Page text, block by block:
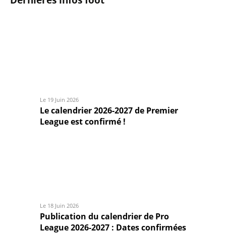
Le 19 Juin 2026
Le calendrier 2026-2027 de Premier
League est confirmé !
Le 18 Juin 2026
Publication du calendrier de Pro
League 2026-2027 : Dates confirmées